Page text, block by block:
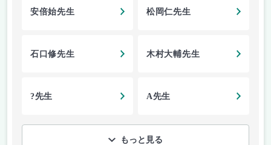
安倍始先生 松岡仁先生
石口修先生 木村大輔先生
?先生 A先生
もっと見る